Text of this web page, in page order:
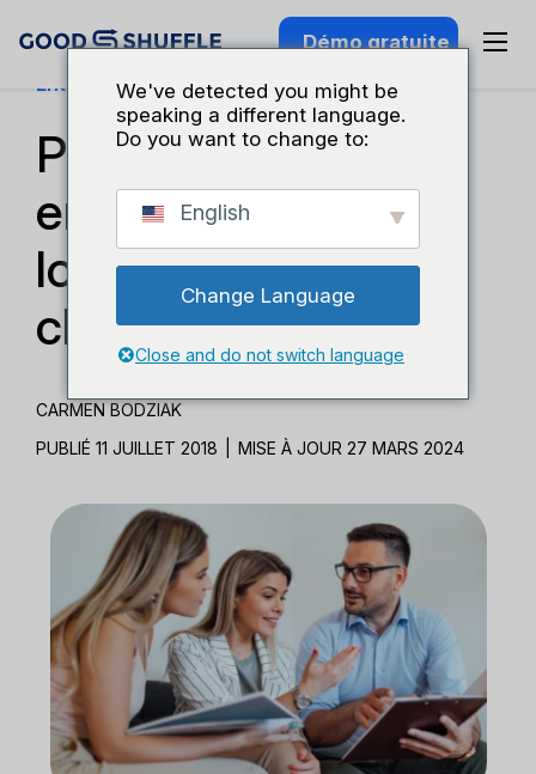
Démo gratuite
Entreprises Et Croissance
Protéger mon
entreprise de
location contre les
clients difficiles
CARMEN BODZIAK
PUBLIÉ 11 JUILLET 2018
MISE À JOUR 27 MARS 2024
We've detected you might be
speaking a different language.
Do you want to change to:
English
Change Language
Close and do not switch language